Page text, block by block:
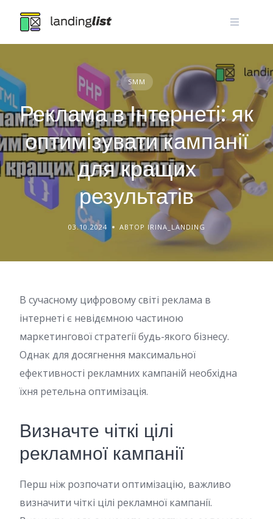
content
SMM
Реклама в Інтернеті: як
оптимізувати кампанії
для кращих
результатів
03.10.2024 АВТОР IRINA_LANDING
В сучасному цифровому світі реклама в
інтернеті є невідємною частиною
маркетингової стратегії будь-якого бізнесу.
Однак для досягнення максимальної
ефективності рекламних кампаній необхідна
їхня ретельна оптимізація.
Визначте чіткі цілі
рекламної кампанії
Перш ніж розпочати оптимізацію, важливо
визначити чіткі цілі рекламної кампанії.